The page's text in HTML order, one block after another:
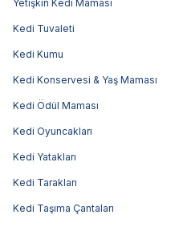
Yetişkin Kedi Maması
Kedi Tuvaleti
Kedi Kumu
Kedi Konservesi & Yaş Maması
Kedi Ödül Maması
Kedi Oyuncakları
Kedi Yatakları
Kedi Tarakları
Kedi Taşıma Çantaları